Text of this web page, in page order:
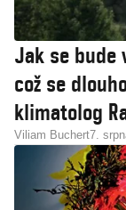
Jak se bude
což se
klimatolog
Viliam Buchert7.